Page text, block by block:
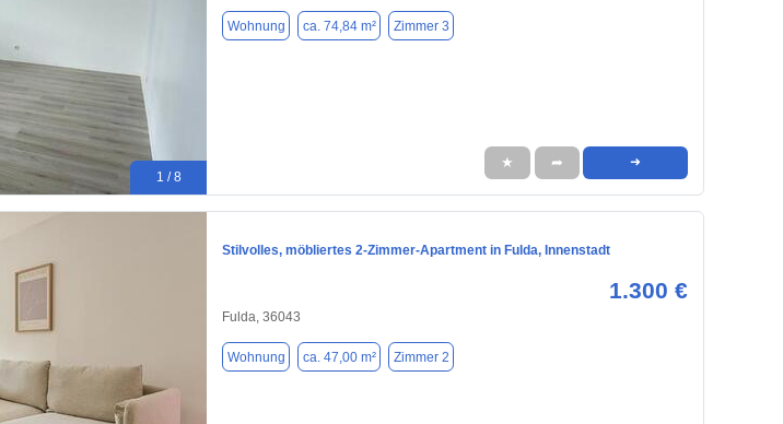
1 / 8
Wohnung ca. 74,84 m² Zimmer 3
★ ➦ ➜
Stilvolles, möbliertes 2-Zimmer-Apartment in Fulda, Innenstadt
1.300 €
Fulda, 36043
Wohnung ca. 47,00 m² Zimmer 2